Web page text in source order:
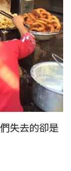
失去的卻是